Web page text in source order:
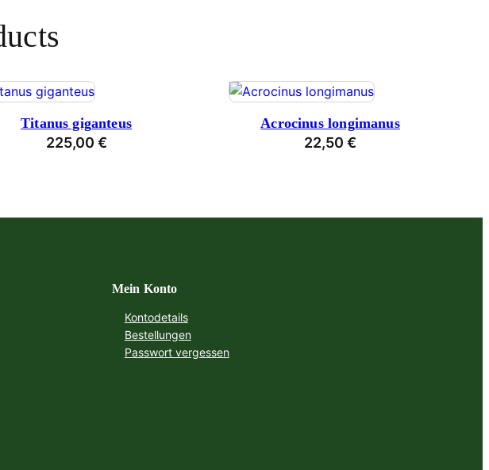
Titanus giganteus
225,00 €
Acrocinus longimanus
22,50 €
Mein Konto
Kontodetails
Bestellungen
Passwort vergessen